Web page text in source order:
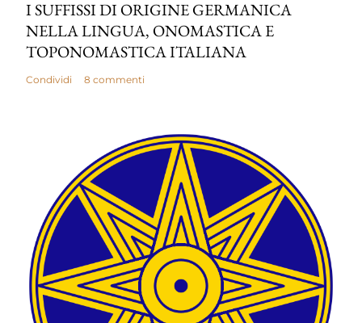
I SUFFISSI DI ORIGINE GERMANICA
NELLA LINGUA, ONOMASTICA E
TOPONOMASTICA ITALIANA
Condividi 8 commenti